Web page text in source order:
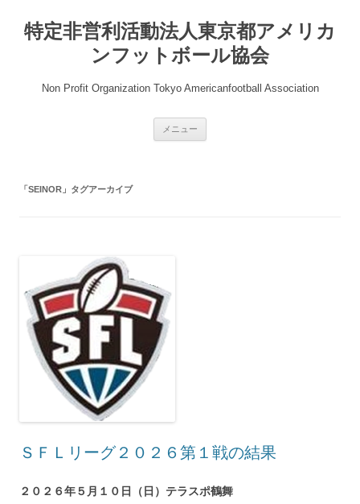
テ
ン
特定非営利活動法人東京都アメリカ
ンフットボール協会
Non Profit Organization Tokyo Americanfootball Association
メニュー
「SEINOR 」タグアーカイブ
ＳＦＬリーグ２０２６第１戦の結果
２０２６年５月１０日（日）テラスポ鶴舞